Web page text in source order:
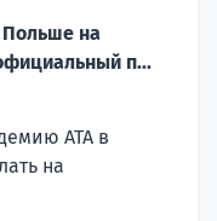
Польше на
п...
ATA в
на